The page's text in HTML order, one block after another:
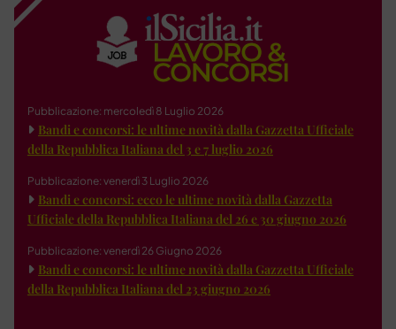
Pubblicazione: mercoledì 8 Luglio 2026
Bandi e concorsi: le ultime novità dalla Gazzetta Ufficiale
della Repubblica Italiana del 3 e 7 luglio 2026
Pubblicazione: venerdì 3 Luglio 2026
Bandi e concorsi: ecco le ultime novità dalla Gazzetta
Ufficiale della Repubblica Italiana del 26 e 30 giugno 2026
Pubblicazione: venerdì 26 Giugno 2026
Bandi e concorsi: le ultime novità dalla Gazzetta Ufficiale
della Repubblica Italiana del 23 giugno 2026